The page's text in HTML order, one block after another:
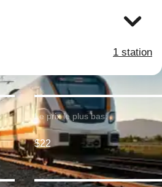
1 station
Le prix le plus bas:
$22